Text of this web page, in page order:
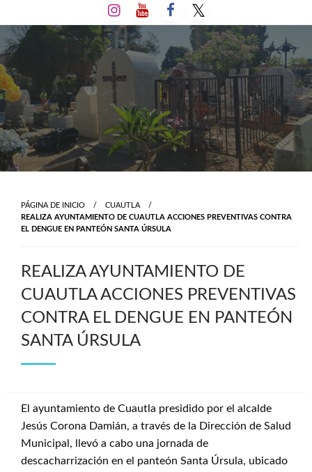
al
contenido
PÁGINA DE INICIO
CUAUTLA
REALIZA AYUNTAMIENTO DE CUAUTLA ACCIONES PREVENTIVAS CONTRA
EL DENGUE EN PANTEÓN SANTA ÚRSULA
REALIZA AYUNTAMIENTO DE
CUAUTLA ACCIONES PREVENTIVAS
CONTRA EL DENGUE EN PANTEÓN
SANTA ÚRSULA
El ayuntamiento de Cuautla presidido por el alcalde
Jesús Corona Damián, a través de la Dirección de Salud
Municipal, llevó a cabo una jornada de
descacharrización en el panteón Santa Úrsula, ubicado